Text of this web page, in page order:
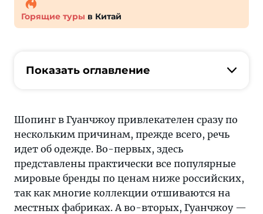
Горящие туры в Китай
Показать оглавление
Шопинг в Гуанчжоу привлекателен сразу по
нескольким причинам, прежде всего, речь
идет об одежде. Во-первых, здесь
представлены практически все популярные
мировые бренды по ценам ниже российских,
так как многие коллекции отшиваются на
местных фабриках. А во-вторых, Гуанчжоу —